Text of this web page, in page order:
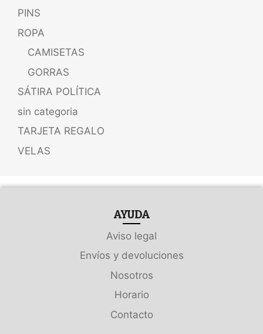
PINS
ROPA
CAMISETAS
GORRAS
SÁTIRA POLÍTICA
sin categoria
TARJETA REGALO
VELAS
AYUDA
Aviso legal
Envíos y devoluciones
Nosotros
Horario
Contacto